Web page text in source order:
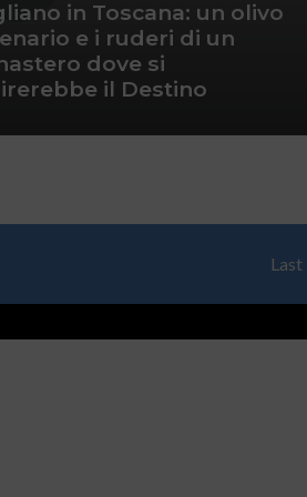
in Toscana: un olivo
e i ruderi di un
dove si
il Destino